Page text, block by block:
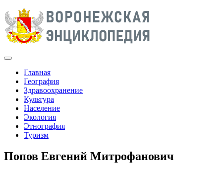
Главная
География
Здравоохранение
Культура
Население
Экология
Этнография
Туризм
Попов Евгений Митрофанович